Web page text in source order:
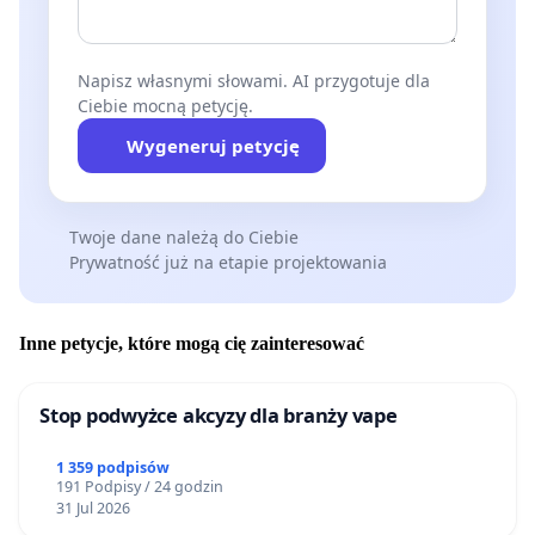
Napisz własnymi słowami. AI przygotuje dla
Ciebie mocną petycję.
Wygeneruj petycję
Twoje dane należą do Ciebie
Prywatność już na etapie projektowania
Inne petycje, które mogą cię zainteresować
Stop podwyżce akcyzy dla branży vape
1 359 podpisów
191 Podpisy / 24 godzin
31 Jul 2026